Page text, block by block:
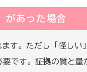
があった場合
す。ただし「怪し
です。証拠の質と